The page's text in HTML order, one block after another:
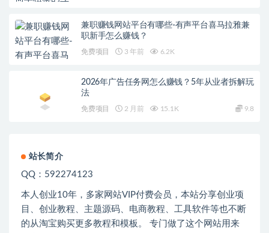
兼职赚钱网站平台有哪些-有声平台喜马拉雅兼
职新手怎么赚钱？
免费项目 3 年前 6.2K
2026年广告任务网怎么赚钱？5年从业者拆解玩
法
免费项目 2 月前 15.1K 9.8
站长简介
QQ：592274123
本人创业10年，多家网站VIP付费会员，本站分享创业项
目、创业教程、主题源码、电商教程、工具软件等也不断
的从淘宝购买更多教程和模板。 专门做了这个网站用来